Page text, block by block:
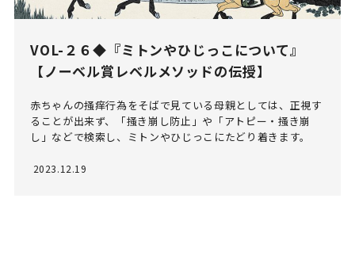
VOL-２６◆『ミトンやひじっこについて』
【ノーベル賞レベルメソッドの伝授】
赤ちゃんの掻痒行為をそばで見ている母親としては、正視す
ることが出来ず、「掻き崩し防止」や「アトピー・掻き崩
し」などで検索し、ミトンやひじっこにたどり着きます。
2023.12.19